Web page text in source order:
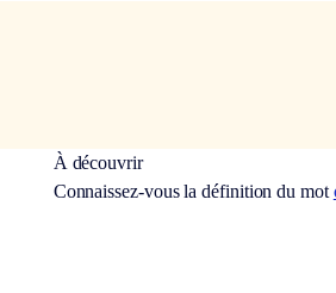
À découvrir
Connaissez-vous la définition du mot